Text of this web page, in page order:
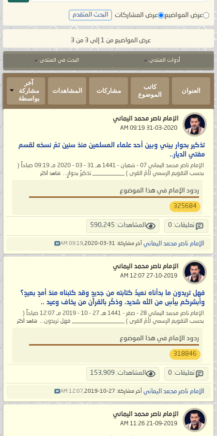
عرض المواضيع عرض المشاركات البحث المتقدم
عرض المواضيع من 1 إلى 3 من 3
أدوات المنتدى البحث في المنتدى
العنوان
كاتب
الموضوع
مشاركات المشاهدات
آخر
مشاركة
بواسطة
الإمام ناصر محمد اليماني
تذكير بحوار بيني وبين أحد علماء المسلمين منذ سنين تمّ نسخه لقسم
مفتي الديار..
الإمام ناصر محمد اليماني 07 - شعبان - 1441 هـ 31 - 03 - 2020 مـ 09:19 صباحاً (
بحسب التقويم الرسمي لأمّ القرى ) ___________ تذكيرٌ بحوارٍ... شاهد أكثر
ردود الإمام في هذا الموضوع
325684
تعليقات: 0 المشاهدات: 590,245
الإمام ناصر محمد اليماني آخر مشاركة: 31-03-2020, 09:19 AM
الإمام ناصر محمد اليماني
فهل تريدون ما بدأناه نعيدُ كتابته من جديدٍ وقد كتبناه منذ أمدٍ بعيدٍ؟
وأبشركم ببأسِ من الله شديد، وذكّر بالقرآن من يخاف وعيد ..
الإمام ناصر محمد اليماني 28 - صفر - 1441 هـ 27 - 10 - 2019 مـ 12:07 صباحاً (
بحسب التقويم الرسمي لأمّ القرى ) __________________ فهل تريدون... شاهد أكثر
ردود الإمام في هذا الموضوع
318846
تعليقات: 0 المشاهدات: 153,909
الإمام ناصر محمد اليماني آخر مشاركة: 27-10-2019, 12:07 AM
الإمام ناصر محمد اليماني